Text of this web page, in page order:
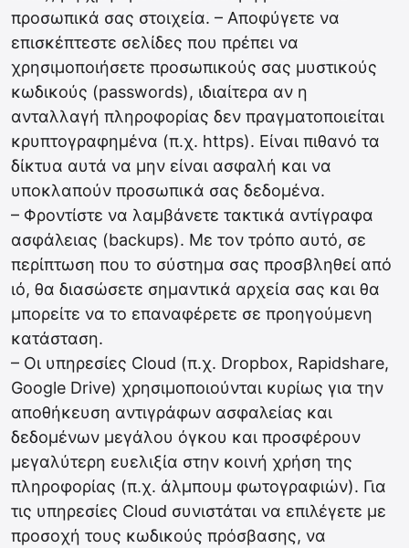
προσωπικά σας στοιχεία. – Αποφύγετε να
επισκέπτεστε σελίδες που πρέπει να
χρησιμοποιήσετε προσωπικούς σας μυστικούς
κωδικούς (passwords), ιδιαίτερα αν η
ανταλλαγή πληροφορίας δεν πραγματοποιείται
κρυπτογραφημένα (π.χ. https). Είναι πιθανό τα
δίκτυα αυτά να μην είναι ασφαλή και να
υποκλαπούν προσωπικά σας δεδομένα.
– Φροντίστε να λαμβάνετε τακτικά αντίγραφα
ασφάλειας (backups). Με τον τρόπο αυτό, σε
περίπτωση που το σύστημα σας προσβληθεί από
ιό, θα διασώσετε σημαντικά αρχεία σας και θα
μπορείτε να το επαναφέρετε σε προηγούμενη
κατάσταση.
– Οι υπηρεσίες Cloud (π.χ. Dropbox, Rapidshare,
Google Drive) χρησιμοποιούνται κυρίως για την
αποθήκευση αντιγράφων ασφαλείας και
δεδομένων μεγάλου όγκου και προσφέρουν
μεγαλύτερη ευελιξία στην κοινή χρήση της
πληροφορίας (π.χ. άλμπουμ φωτογραφιών). Για
τις υπηρεσίες Cloud συνιστάται να επιλέγετε με
προσοχή τους κωδικούς πρόσβασης, να